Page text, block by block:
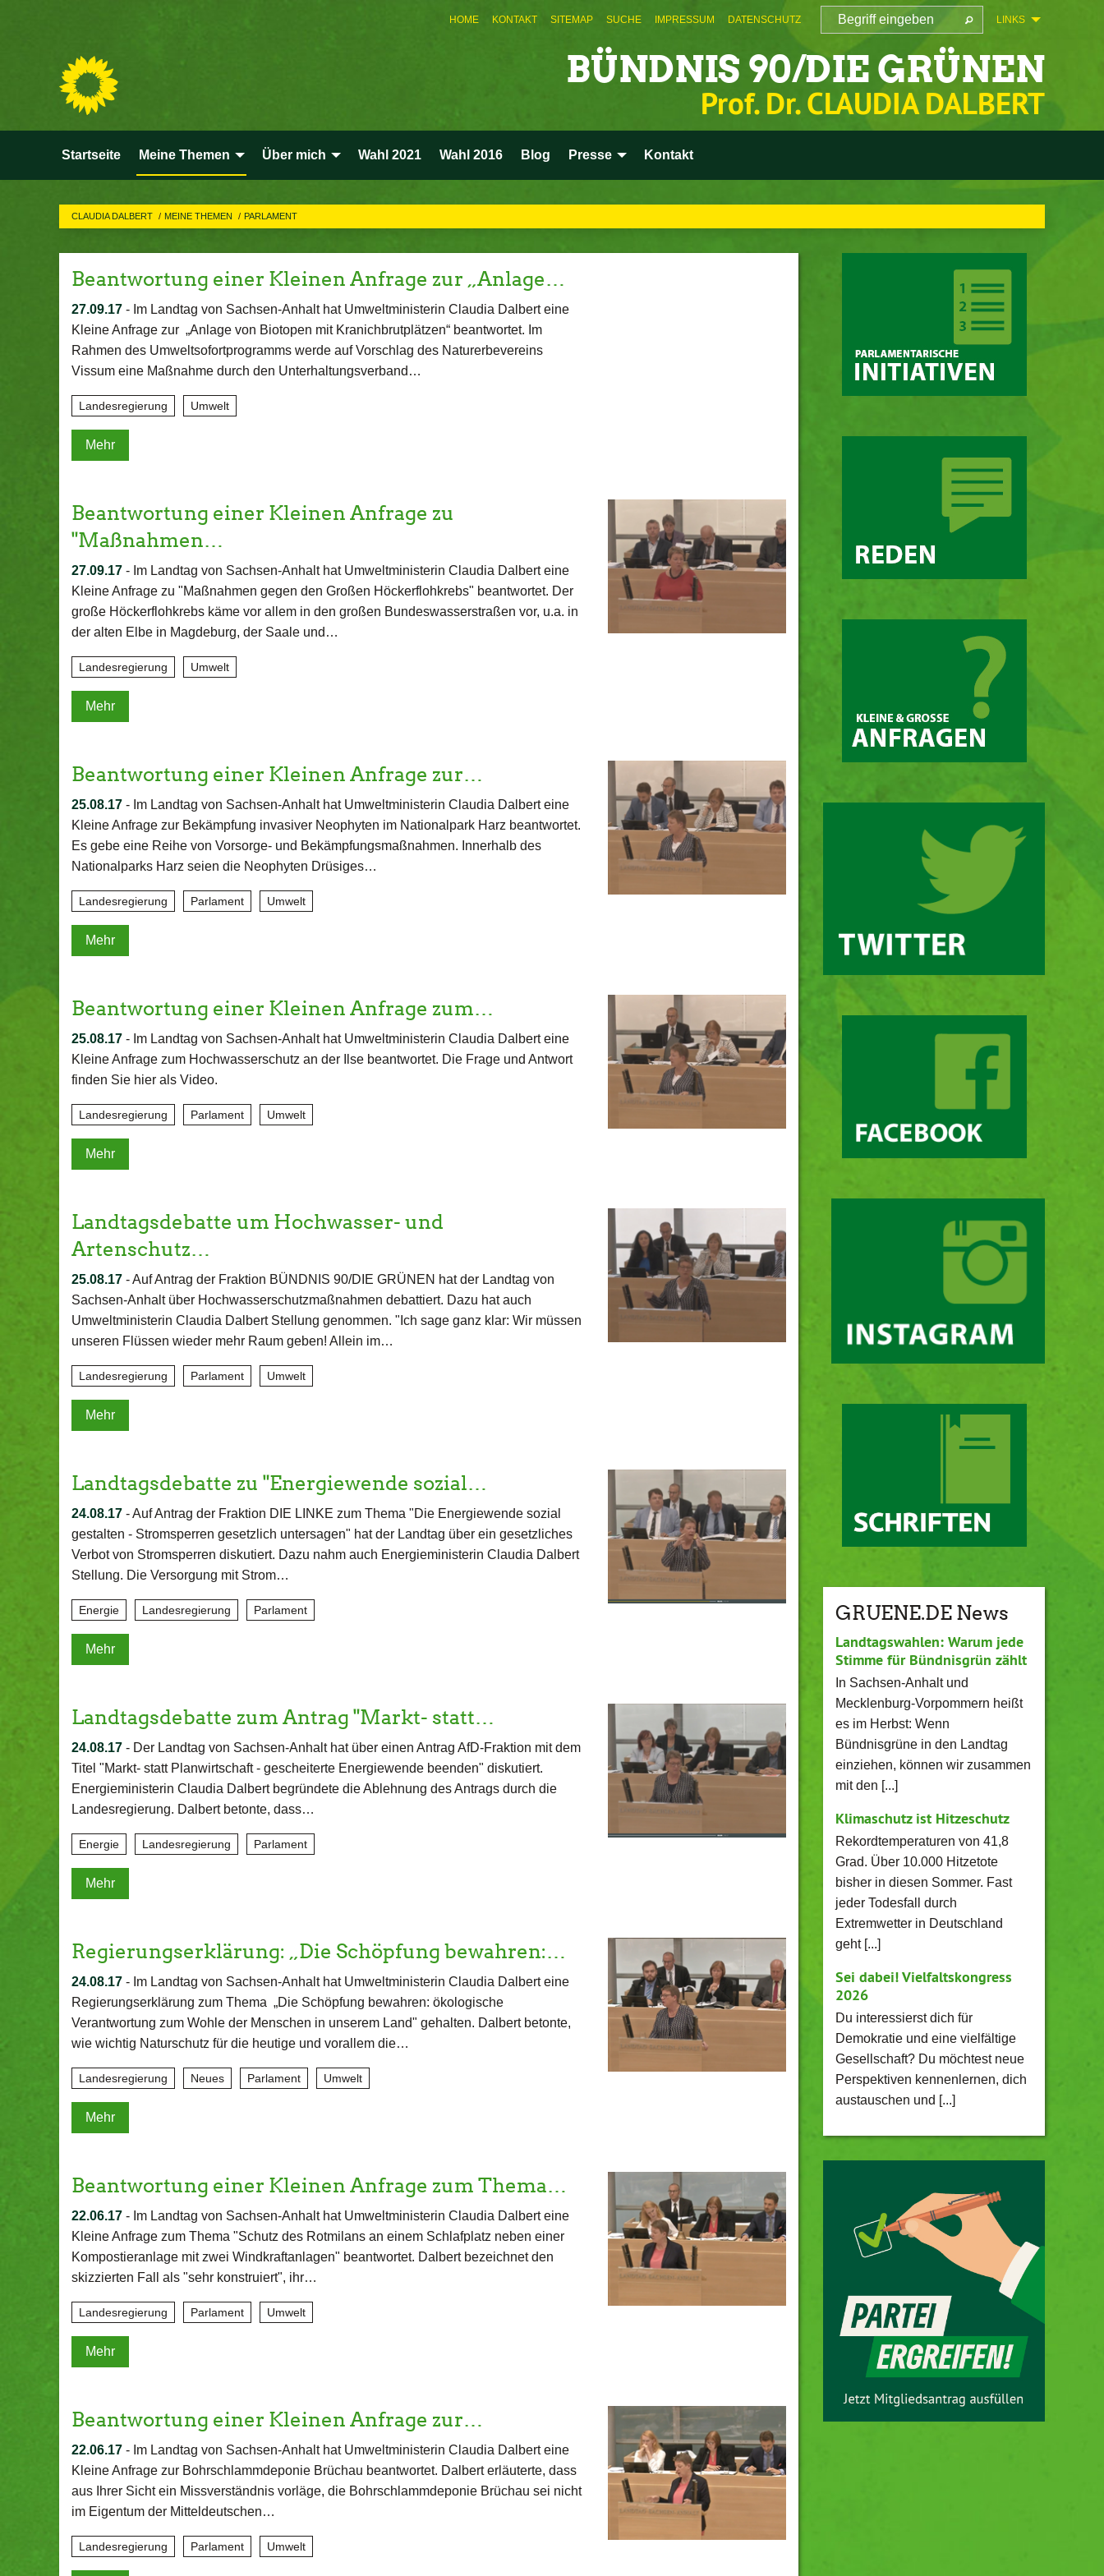
LINKS
HOME KONTAKT SITEMAP SUCHE IMPRESSUM DATENSCHUTZ
BÜNDNIS 90/DIE GRÜNEN
Prof. Dr. CLAUDIA DALBERT
Startseite Meine Themen Über mich Wahl 2021 Wahl 2016 Blog Presse Kontakt
CLAUDIA DALBERT MEINE THEMEN PARLAMENT
Beantwortung einer Kleinen Anfrage zur „Anlage…
27.09.17 - Im Landtag von Sachsen-Anhalt hat Umweltministerin Claudia Dalbert eine
Kleine Anfrage zur „Anlage von Biotopen mit Kranichbrutplätzen“ beantwortet. Im
Rahmen des Umweltsofortprogramms werde auf Vorschlag des Naturerbevereins
Vissum eine Maßnahme durch den Unterhaltungsverband…
Landesregierung Umwelt
Mehr
Beantwortung einer Kleinen Anfrage zu
"Maßnahmen…
27.09.17 - Im Landtag von Sachsen-Anhalt hat Umweltministerin Claudia Dalbert eine
Kleine Anfrage zu "Maßnahmen gegen den Großen Höckerflohkrebs" beantwortet. Der
große Höckerflohkrebs käme vor allem in den großen Bundeswasserstraßen vor, u.a. in
der alten Elbe in Magdeburg, der Saale und…
Landesregierung Umwelt
Mehr
Beantwortung einer Kleinen Anfrage zur…
25.08.17 - Im Landtag von Sachsen-Anhalt hat Umweltministerin Claudia Dalbert eine
Kleine Anfrage zur Bekämpfung invasiver Neophyten im Nationalpark Harz beantwortet.
Es gebe eine Reihe von Vorsorge- und Bekämpfungsmaßnahmen. Innerhalb des
Nationalparks Harz seien die Neophyten Drüsiges…
Landesregierung Parlament Umwelt
Mehr
Beantwortung einer Kleinen Anfrage zum…
25.08.17 - Im Landtag von Sachsen-Anhalt hat Umweltministerin Claudia Dalbert eine
Kleine Anfrage zum Hochwasserschutz an der Ilse beantwortet. Die Frage und Antwort
finden Sie hier als Video.
Landesregierung Parlament Umwelt
Mehr
Landtagsdebatte um Hochwasser- und
Artenschutz…
25.08.17 -Auf Antrag der Fraktion BÜNDNIS 90/DIE GRÜNEN hat der Landtag von
Sachsen-Anhalt über Hochwasserschutzmaßnahmen debattiert. Dazu hat auch
Umweltministerin Claudia Dalbert Stellung genommen. "Ich sage ganz klar: Wir müssen
unseren Flüssen wieder mehr Raum geben! Allein im…
Landesregierung Parlament Umwelt
Mehr
Landtagsdebatte zu "Energiewende sozial…
24.08.17 -Auf Antrag der Fraktion DIE LINKE zum Thema "Die Energiewende sozial
gestalten - Stromsperren gesetzlich untersagen" hat der Landtag über ein gesetzliches
Verbot von Stromsperren diskutiert. Dazu nahm auch Energieministerin Claudia Dalbert
Stellung. Die Versorgung mit Strom…
Energie Landesregierung Parlament
Mehr
Landtagsdebatte zum Antrag "Markt- statt…
24.08.17 - Der Landtag von Sachsen-Anhalt hat über einen Antrag AfD-Fraktion mit dem
Titel "Markt- statt Planwirtschaft - gescheiterte Energiewende beenden" diskutiert.
Energieministerin Claudia Dalbert begründete die Ablehnung des Antrags durch die
Landesregierung. Dalbert betonte, dass…
Energie Landesregierung Parlament
Mehr
Regierungserklärung: „Die Schöpfung bewahren:…
24.08.17 - Im Landtag von Sachsen-Anhalt hat Umweltministerin Claudia Dalbert eine
Regierungserklärung zum Thema „Die Schöpfung bewahren: ökologische
Verantwortung zum Wohle der Menschen in unserem Land" gehalten. Dalbert betonte,
wie wichtig Naturschutz für die heutige und vorallem die…
Landesregierung Neues Parlament Umwelt
Mehr
Beantwortung einer Kleinen Anfrage zum Thema…
22.06.17 - Im Landtag von Sachsen-Anhalt hat Umweltministerin Claudia Dalbert eine
Kleine Anfrage zum Thema "Schutz des Rotmilans an einem Schlafplatz neben einer
Kompostieranlage mit zwei Windkraftanlagen" beantwortet. Dalbert bezeichnet den
skizzierten Fall als "sehr konstruiert", ihr…
Landesregierung Parlament Umwelt
Mehr
Beantwortung einer Kleinen Anfrage zur…
22.06.17 - Im Landtag von Sachsen-Anhalt hat Umweltministerin Claudia Dalbert eine
Kleine Anfrage zur Bohrschlammdeponie Brüchau beantwortet. Dalbert erläuterte, dass
aus Ihrer Sicht ein Missverständnis vorläge, die Bohrschlammdeponie Brüchau sei nicht
im Eigentum der Mitteldeutschen…
Landesregierung Parlament Umwelt
GRUENE.DE News
Landtagswahlen: Warum jede
Stimme für Bündnisgrün zählt
In Sachsen-Anhalt und
Mecklenburg-Vorpommern heißt
es im Herbst: Wenn
Bündnisgrüne in den Landtag
einziehen, können wir zusammen
mit den [...]
Klimaschutz ist Hitzeschutz
Rekordtemperaturen von 41,8
Grad. Über 10.000 Hitzetote
bisher in diesen Sommer. Fast
jeder Todesfall durch
Extremwetter in Deutschland
geht [...]
Sei dabei! Vielfaltskongress
2026
Du interessierst dich für
Demokratie und eine vielfältige
Gesellschaft? Du möchtest neue
Perspektiven kennenlernen, dich
austauschen und [...]